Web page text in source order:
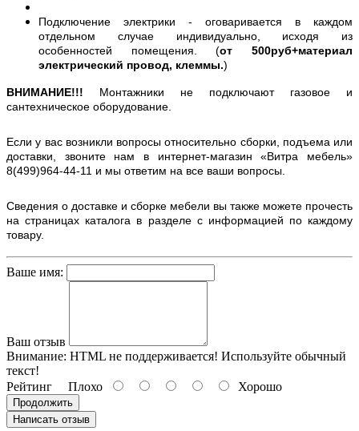
Подключение электрики - оговаривается в каждом
отдельном случае индивидуально, исходя из
особенностей помещения. (от 500руб+материал
электрический провод, клеммы.)
ВНИМАНИЕ!!! Монтажники не подключают газовое и
сантехническое оборудование.
Если у вас возникли вопросы относительно сборки, подъема или
доставки, звоните нам в интернет-магазин «Витра мебель»
8(499)964-44-11 и мы ответим на все ваши вопросы.
Сведения о доставке и сборке мебели вы также можете прочесть
на страницах каталога в разделе с информацией по каждому
товару.
Ваше имя:
Ваш отзыв
Внимание: HTML не поддерживается! Используйте обычный
текст!
Рейтинг Плохо Хорошо
Продолжить
Написать отзыв